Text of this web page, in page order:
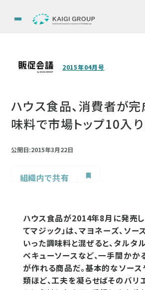
2015年04月号
ハウス食品、消費者が
味料で市場トップ10入
公開日:2015年3月22日
組織内で共有
ハウス食品が2014年8月に発売し
てマジック」は、マヨネーズ、ソー
いった調味料と混ぜると、タルタ
ベキューソースなど、一手間かか
が作れる商品だ。基本的なソー
類ほど、工夫を凝らせばそのバリ